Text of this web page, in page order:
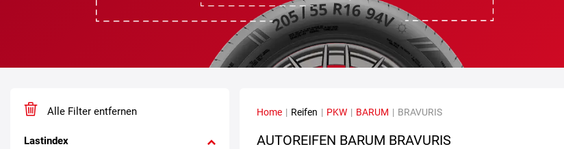
Alle Filter entfernen
Lastindex
Home | Reifen | PKW | BARUM | BRAVURIS
AUTOREIFEN BARUM BRAVURIS